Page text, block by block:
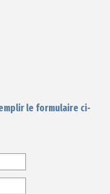
le formulaire ci-